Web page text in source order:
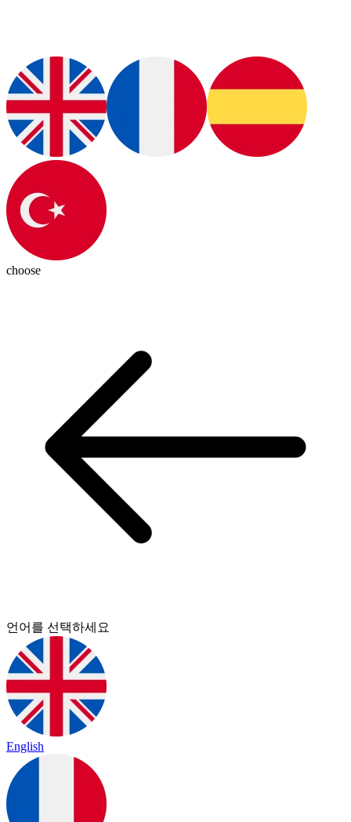
choose
언어를 선택하세요
English